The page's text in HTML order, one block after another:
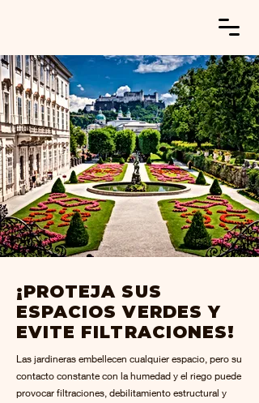
MANTENIMIENTO E
IMPERMEABILIZACIÓN
DE JARDINERAS
MANTENIMIENTO E
IMPERMEABILIZACIÓN
DE JARDINERAS
Cotiza Gratis Hoy
¡PROTEJA SUS
ESPACIOS VERDES Y
EVITE FILTRACIONES!
Las jardineras embellecen cualquier espacio, pero su
contacto constante con la humedad y el riego puede
provocar filtraciones, debilitamiento estructural y